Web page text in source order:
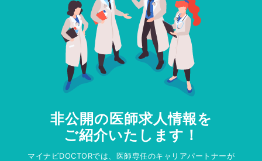
非公開の医師求人情報を
ご紹介いたします！
マイナビDOCTORでは、医師専任のキャリアパートナーが